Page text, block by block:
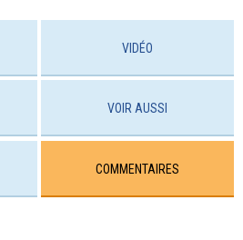
VIDÉO
VOIR AUSSI
COMMENTAIRES